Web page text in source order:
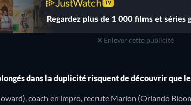
Enlever cette publicité
dans la duplicité risquent de découvrir que
coach en impro, recrute Marlon (Orlando